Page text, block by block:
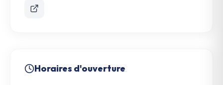
Horaires d'ouverture